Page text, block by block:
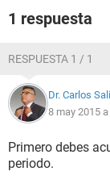
GLOSARIO
1 respuesta
RESPUESTA 1 / 1
Dr. Carlos
8 may 2015
Primero debes
periodo.